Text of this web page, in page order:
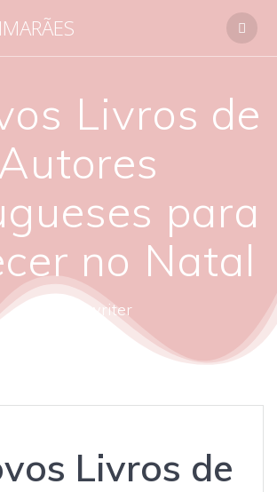
Livros de
Autores
para
no Natal
autora - writer
Livros de